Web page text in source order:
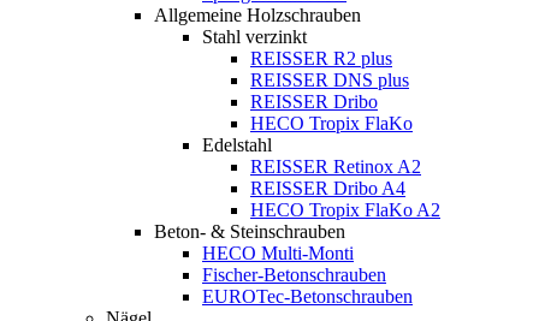
Allgemeine Holzschrauben
Stahl verzinkt
REISSER R2 plus
REISSER DNS plus
REISSER Dribo
HECO Tropix FlaKo
Edelstahl
REISSER Retinox A2
REISSER Dribo A4
HECO Tropix FlaKo A2
Beton- & Steinschrauben
HECO Multi-Monti
Fischer-Betonschrauben
EUROTec-Betonschrauben